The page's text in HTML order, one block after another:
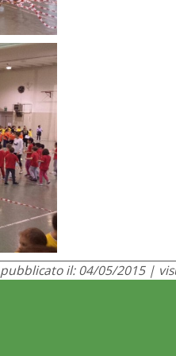
pubblicato il: 04/05/2015 |